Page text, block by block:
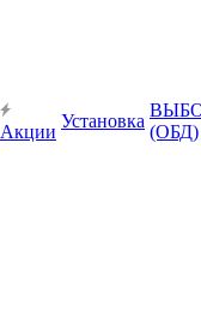
Акции
Установка
(ОБД)